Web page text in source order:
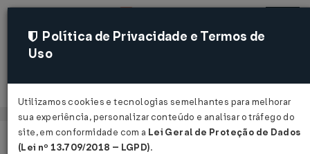
Acessar
Página Inicial Legislações
Política de Privacidade e Termos de
Uso
Utilizamos cookies e tecnologias semelhantes para melhorar
sua experiência, personalizar conteúdo e analisar o tráfego do
site, em conformidade com a Lei Geral de Proteção de Dados
(Lei nº 13.709/2018 – LGPD).